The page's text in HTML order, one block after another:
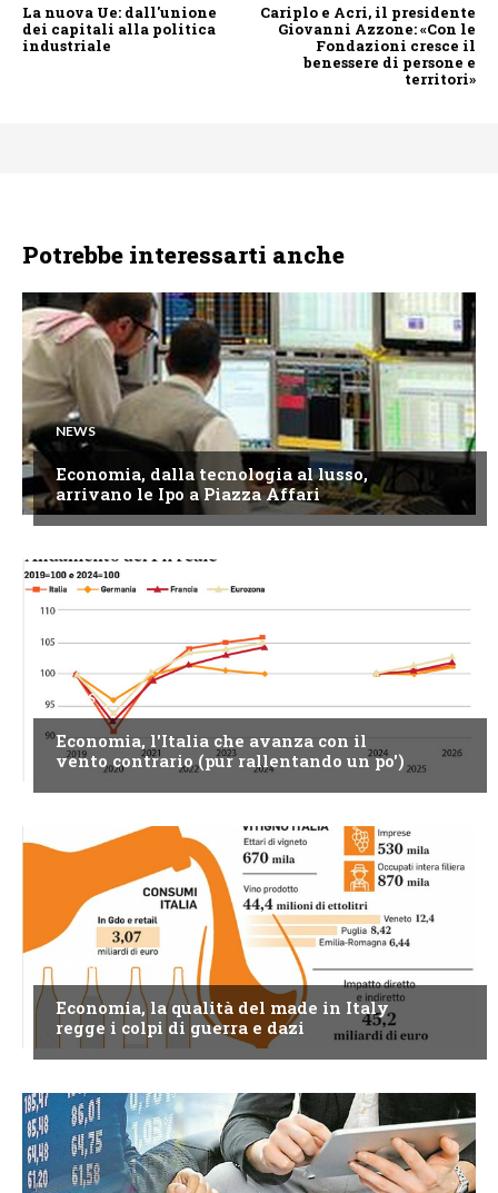
La nuova Ue: dall'unione
dei capitali alla politica
industriale
Cariplo e Acri, il presidente
Giovanni Azzone: «Con le
Fondazioni cresce il
benessere di persone e
territori»
Potrebbe interessarti anche
NEWS
Economia, dalla tecnologia al lusso,
arrivano le Ipo a Piazza Affari
NEWS
Economia, l'Italia che avanza con il
vento contrario (pur rallentando un po')
NEWS
Economia, la qualità del made in Italy
regge i colpi di guerra e dazi